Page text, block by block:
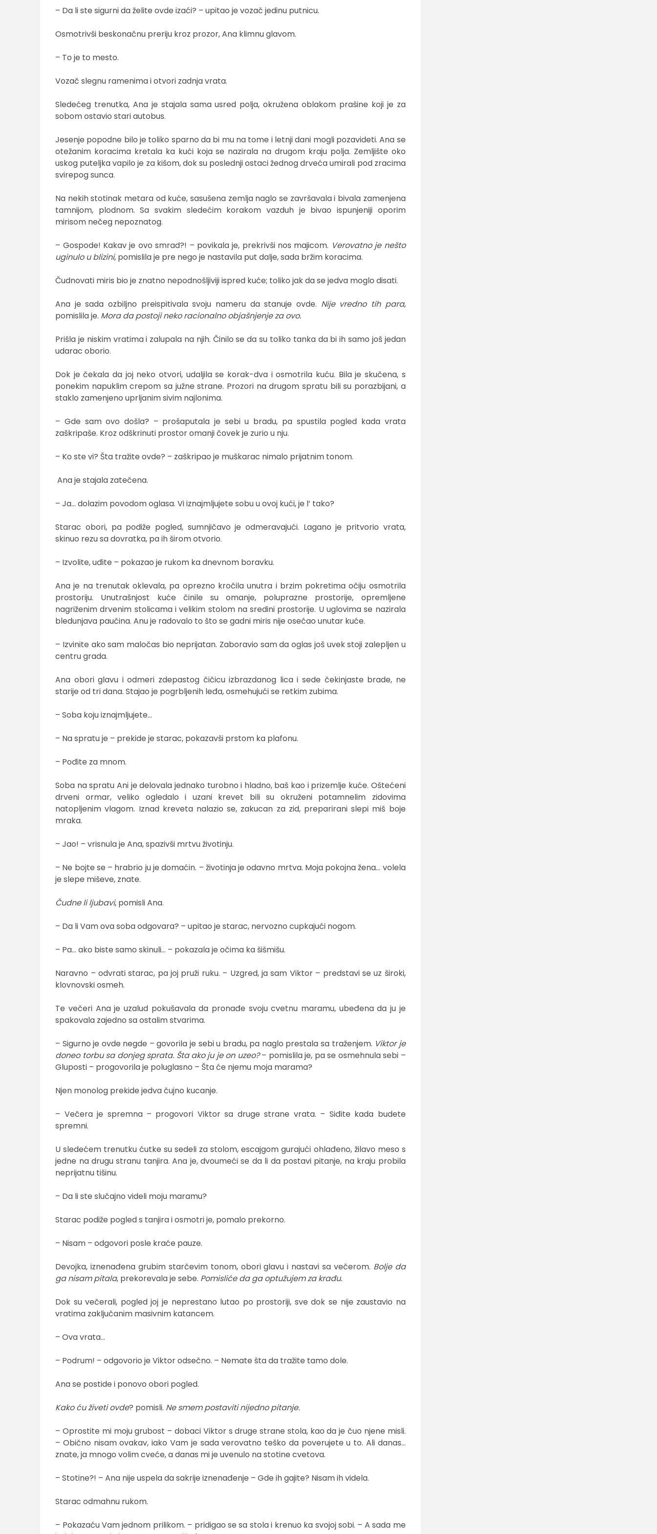
– Da li ste sigurni da želite ovde izaći? – upitao je vozač jedinu putnicu.
Osmotrivši beskonačnu preriju kroz prozor, Ana klimnu glavom.
– To je to mesto.
Vozač slegnu ramenima i otvori zadnja vrata.
Sledećeg trenutka, Ana je stajala sama usred polja, okružena oblakom prašine koji je za
sobom ostavio stari autobus.
Jesenje popodne bilo je toliko sparno da bi mu na tome i letnji dani mogli pozavideti. Ana se
otežanim koracima kretala ka kući koja se nazirala na drugom kraju polja. Zemljište oko
uskog puteljka vapilo je za kišom, dok su poslednji ostaci žednog drveća umirali pod zracima
svirepog sunca.
Na nekih stotinak metara od kuće, sasušena zemlja naglo se završavala i bivala zamenjena
tamnijom, plodnom. Sa svakim sledećim korakom vazduh je bivao ispunjeniji oporim
mirisom nečeg nepoznatog.
– Gospode! Kakav je ovo smrad?! – povikala je, prekrivši nos majicom. Verovatno je nešto
uginulo u blizini, pomislila je pre nego je nastavila put dalje, sada bržim koracima.
Čudnovati miris bio je znatno nepodnošljiviji ispred kuće; toliko jak da se jedva moglo disati.
Ana je sada ozbiljno preispitivala svoju nameru da stanuje ovde. Nije vredno tih para,
pomislila je. Mora da postoji neko racionalno objašnjenje za ovo.
Prišla je niskim vratima i zalupala na njih. Činilo se da su toliko tanka da bi ih samo još jedan
udarac oborio.
Dok je čekala da joj neko otvori, udaljila se korak-dva i osmotrila kuću. Bila je skučena, s
ponekim napuklim crepom sa južne strane. Prozori na drugom spratu bili su porazbijani, a
staklo zamenjeno uprljanim sivim najlonima.
– Gde sam ovo došla? – prošaputala je sebi u bradu, pa spustila pogled kada vrata
zaškripaše. Kroz odškrinuti prostor omanji čovek je zurio u nju.
– Ko ste vi? Šta tražite ovde? – zaškripao je muškarac nimalo prijatnim tonom.
Ana je stajala zatečena.
– Ja… dolazim povodom oglasa. Vi iznajmljujete sobu u ovoj kući, je l’ tako?
Starac obori, pa podiže pogled, sumnjičavo je odmeravajući. Lagano je pritvorio vrata,
skinuo rezu sa dovratka, pa ih širom otvorio.
– Izvolite, uđite – pokazao je rukom ka dnevnom boravku.
Ana je na trenutak oklevala, pa oprezno kročila unutra i brzim pokretima očiju osmotrila
prostoriju. Unutrašnjost kuće činile su omanje, poluprazne prostorije, opremljene
nagriženim drvenim stolicama i velikim stolom na sredini prostorije. U uglovima se nazirala
bledunjava paučina. Anu je radovalo to što se gadni miris nije osećao unutar kuće.
– Izvinite ako sam maločas bio neprijatan. Zaboravio sam da oglas još uvek stoji zalepljen u
centru grada.
Ana obori glavu i odmeri zdepastog čičicu izbrazdanog lica i sede čekinjaste brade, ne
starije od tri dana. Stajao je pogrbljenih leđa, osmehujući se retkim zubima.
– Soba koju iznajmljujete…
– Na spratu je – prekide je starac, pokazavši prstom ka plafonu.
– Pođite za mnom.
Soba na spratu Ani je delovala jednako turobno i hladno, baš kao i prizemlje kuće. Oštećeni
drveni ormar, veliko ogledalo i uzani krevet bili su okruženi potamnelim zidovima
natopljenim vlagom. Iznad kreveta nalazio se, zakucan za zid, preparirani slepi miš boje
mraka.
– Jao! – vrisnula je Ana, spazivši mrtvu životinju.
– Ne bojte se – hrabrio ju je domaćin. – životinja je odavno mrtva. Moja pokojna žena… volela
je slepe miševe, znate.
Čudne li ljubavi, pomisli Ana.
– Da li Vam ova soba odgovara? – upitao je starac, nervozno cupkajući nogom.
– Pa… ako biste samo skinuli… – pokazala je očima ka šišmišu.
Naravno – odvrati starac, pa joj pruži ruku. – Uzgred, ja sam Viktor – predstavi se uz široki,
klovnovski osmeh.
Te večeri Ana je uzalud pokušavala da pronađe svoju cvetnu maramu, ubeđena da ju je
spakovala zajedno sa ostalim stvarima.
– Sigurno je ovde negde – govorila je sebi u bradu, pa naglo prestala sa traženjem. Viktor je
doneo torbu sa donjeg sprata. Šta ako ju je on uzeo?– pomislila je, pa se osmehnula sebi –
Gluposti – progovorila je poluglasno – Šta će njemu moja marama?
Njen monolog prekide jedva čujno kucanje.
– Večera je spremna – progovori Viktor sa druge strane vrata. – Siđite kada budete
spremni.
U sledećem trenutku ćutke su sedeli za stolom, escajgom gurajući ohlađeno, žilavo meso s
jedne na drugu stranu tanjira. Ana je, dvoumeći se da li da postavi pitanje, na kraju probila
neprijatnu tišinu.
– Da li ste slučajno videli moju maramu?
Starac podiže pogled s tanjira i osmotri je, pomalo prekorno.
– Nisam – odgovori posle kraće pauze.
Devojka, iznenađena grubim starčevim tonom, obori glavu i nastavi sa večerom. Bolje da
ga nisam pitala, prekorevala je sebe. Pomisliće da ga optužujem za krađu.
Dok su večerali, pogled joj je neprestano lutao po prostoriji, sve dok se nije zaustavio na
vratima zaključanim masivnim katancem.
– Ova vrata…
– Podrum! – odgovorio je Viktor odsečno. – Nemate šta da tražite tamo dole.
Ana se postide i ponovo obori pogled.
Kako ću živeti ovde? pomisli. Ne smem postaviti nijedno pitanje.
– Oprostite mi moju grubost – dobaci Viktor s druge strane stola, kao da je čuo njene misli.
– Obično nisam ovakav, iako Vam je sada verovatno teško da poverujete u to. Ali danas…
znate, ja mnogo volim cveće, a danas mi je uvenulo na stotine cvetova.
– Stotine?! – Ana nije uspela da sakrije iznenađenje – Gde ih gajite? Nisam ih videla.
Starac odmahnu rukom.
– Pokazaću Vam jednom prilikom. – pridigao se sa stola i krenuo ka svojoj sobi. – A sada me